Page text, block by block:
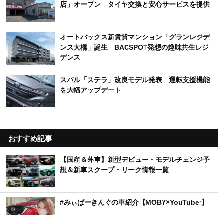
店」オープン タイヤ交換と安心サービスを提供
オートバックス新賃貸マンション「グランレジデ
ンス大橋」誕生 BACSPOT発想の趣味共生レジ
デンス
スバル「ステラ」改良モデル発表 運転支援機能
を大幅アップデート
おすすめ記事
【国産＆外車】新型デビュー・モデルチェンジ予
想＆新車スクープ・リーク情報一覧
#みぃぱーきんぐの車紹介【MOBY×YouTuber】